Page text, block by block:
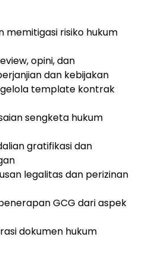
memitigasi risiko hukum
opini, dan
dan kebijakan
template kontrak
sengketa hukum
gratifikasi dan
legalitas dan perizinan
GCG dari aspek
dokumen hukum